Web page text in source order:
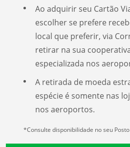
Ao adquirir seu Cartão
escolher se prefere
local que preferir, via
retirar na sua
especializada nos
A retirada de moeda
espécie é somente nas
nos aeroportos.
*Consulte disponibilidade no seu